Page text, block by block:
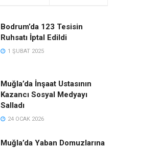
Bodrum’da 123 Tesisin
Ruhsatı İptal Edildi
1 ŞUBAT 2025
Muğla’da İnşaat Ustasının
Kazancı Sosyal Medyayı
Salladı
24 OCAK 2026
Muğla’da Yaban Domuzlarına